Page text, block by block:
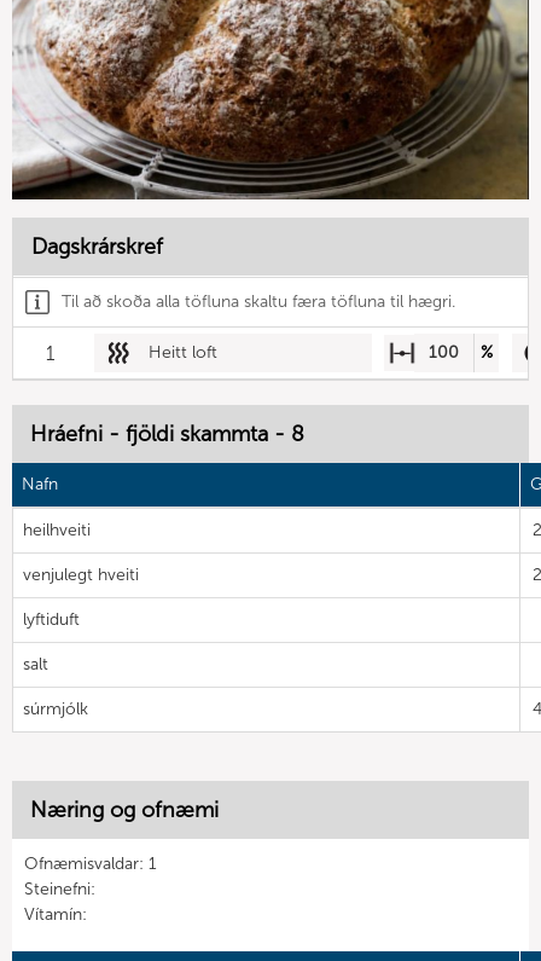
Dagskrárskref
Til að skoða alla töfluna skaltu færa töfluna til hægri.
1 Heitt loft 100 %
Hráefni - fjöldi skammta - 8
Nafn
heilhveiti
venjulegt hveiti
lyftiduft
salt
súrmjólk
Næring og ofnæmi
Ofnæmisvaldar: 1
Steinefni:
Vítamín: